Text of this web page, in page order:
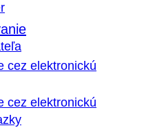
cez elektronickú
cez elektronickú